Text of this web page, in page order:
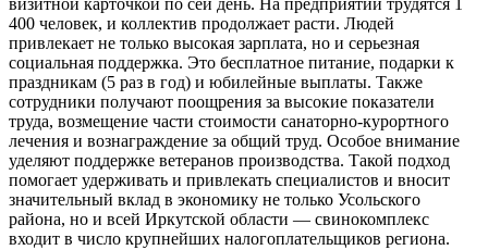
визитной карточкой по сей день. На предприятии трудятся 1
400 человек, и коллектив продолжает расти. Людей
привлекает не только высокая зарплата, но и серьезная
социальная поддержка. Это бесплатное питание, подарки к
праздникам (5 раз в год) и юбилейные выплаты. Также
сотрудники получают поощрения за высокие показатели
труда, возмещение части стоимости санаторно-курортного
лечения и вознаграждение за общий труд. Особое внимание
уделяют поддержке ветеранов производства. Такой подход
помогает удерживать и привлекать специалистов и вносит
значительный вклад в экономику не только Усольского
района, но и всей Иркутской области — свинокомплекс
входит в число крупнейших налогоплательщиков региона.